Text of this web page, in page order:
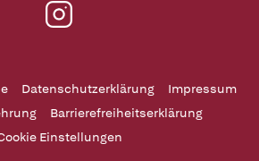
Datenschutzerklärung
Impressum
Barrierefreiheitserklärung
Einstellungen